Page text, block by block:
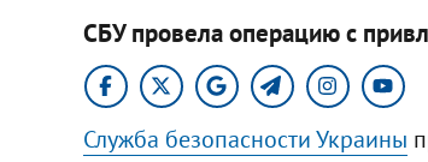
СБУ провела операцию с
Служба безопасности Украины